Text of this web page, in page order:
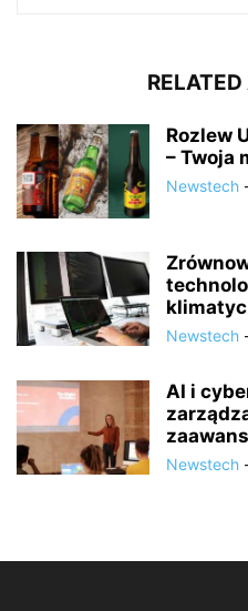
Rozlew
– Twoja
Newstech
Newstech
AI i
Newstech